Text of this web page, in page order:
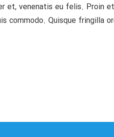
et, venenatis eu felis. Proin
commodo. Quisque fringilla